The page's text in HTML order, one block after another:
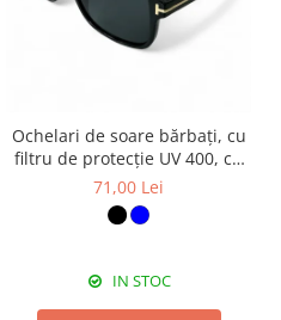
Ochelari de soare bărbați, cu
filtru de protecție UV 400, cu
toc cadou, OSB59
71,00 Lei
IN STOC